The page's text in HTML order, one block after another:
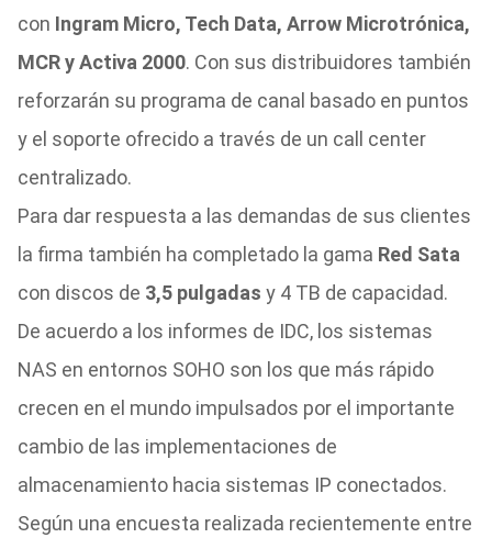
con Ingram Micro, Tech Data, Arrow Microtrónica,
MCR y Activa 2000. Con sus distribuidores también
reforzarán su programa de canal basado en puntos
y el soporte ofrecido a través de un call center
centralizado.
Para dar respuesta a las demandas de sus clientes
la firma también ha completado la gama Red Sata
con discos de 3,5 pulgadas y 4 TB de capacidad.
De acuerdo a los informes de IDC, los sistemas
NAS en entornos SOHO son los que más rápido
crecen en el mundo impulsados por el importante
cambio de las implementaciones de
almacenamiento hacia sistemas IP conectados.
Según una encuesta realizada recientemente entre